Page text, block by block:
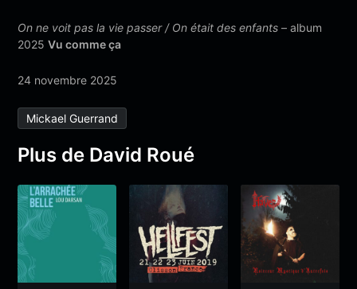
On ne voit pas la vie passer / On était des enfants – album
2025Vu comme ça
24 novembre 2025
Mickael Guerrand
Plus de David Roué